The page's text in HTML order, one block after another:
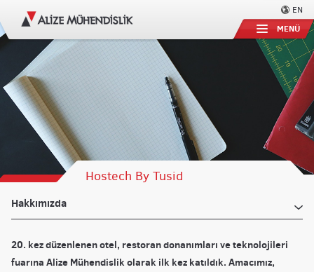
EN
MENÜ
Hostech By Tusid
Hakkımızda
20. kez düzenlenen otel, restoran donanımları ve teknolojileri
fuarına Alize Mühendislik olarak ilk kez katıldık. Amacımız,